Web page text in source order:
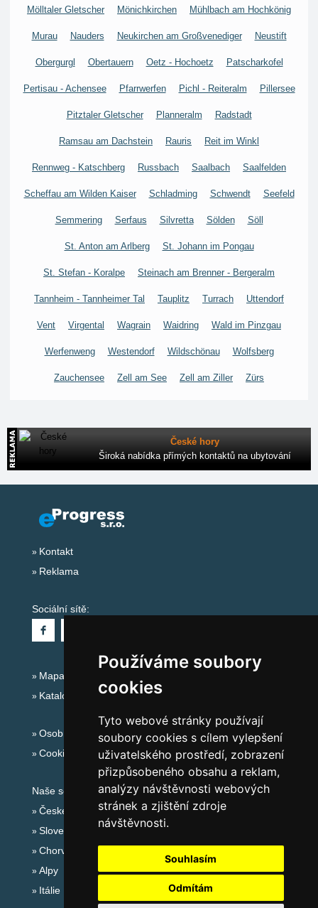
Používáme soubory
cookies
Tyto webové stránky používají
soubory cookies s cílem vylepšení
uživatelského prostředí, zobrazení
přizpůsobeného obsahu a reklam,
analýzy návštěvnosti webových
stránek a zjištění zdroje
návštěvnosti.
Souhlasím
Odmítám
Mölltaler Gletscher Mönichkirchen Mühlbach am Hochkönig
Murau Nauders Neukirchen am Großvenediger Neustift
Obergurgl Obertauern Oetz - Hochoetz Patscharkofel
Pertisau - Achensee Pfarrwerfen Pichl - Reiteralm Pillersee
Pitztaler Gletscher Planneralm Radstadt
Ramsau am Dachstein Rauris Reit im Winkl
Rennweg - Katschberg Russbach Saalbach Saalfelden
Scheffau am Wilden Kaiser Schladming Schwendt Seefeld
Semmering Serfaus Silvretta Sölden Söll
St. Anton am Arlberg St. Johann im Pongau
St. Stefan - Koralpe Steinach am Brenner - Bergeralm
Tannheim - Tannheimer Tal Tauplitz Turrach Uttendorf
Vent Virgental Wagrain Waidring Wald im Pinzgau
Werfenweng Westendorf Wildschönau Wolfsberg
Zauchensee Zell am See Zell am Ziller Zürs
České hory
Široká nabídka přímých kontaktů na ubytování
Kontakt
Reklama
Sociální sítě:
Mapa serveru Alpy - Rakousko
Katalog ubytování
Osobní údaje
Cookies
Naše servery:
České hory
Slovenské hory
Chorvatsko
Alpy
Itálie